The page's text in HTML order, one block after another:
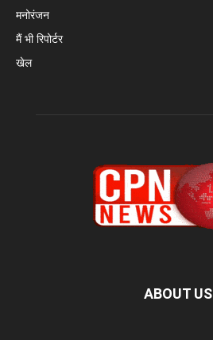
मनोरंजन
मैं भी रिपोर्टर
खेल
ABOUT US